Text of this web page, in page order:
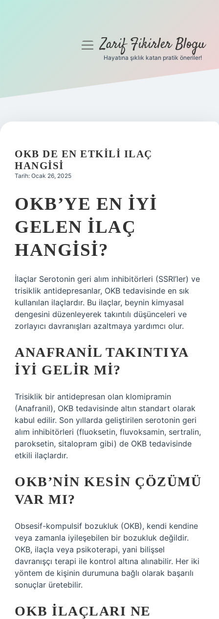
Gizlilik Politikası
Yasal Uyarı
menüyüZarif Fikirler Blogu
Hayatına şıklık katan pratik öneriler!
OKB DE EN ETKILI ILAÇ
HANGISI
Tarih: Ocak 26, 2025
OKB’YE EN IYI
GELEN ILAÇ
HANGISI?
İlaçlar Serotonin geri alım inhibitörleri (SSRI’ler) ve
trisiklik antidepresanlar, OKB tedavisinde en sık
kullanılan ilaçlardır. Bu ilaçlar, beynin kimyasal
dengesini düzenleyerek takıntılı düşünceleri ve
zorlayıcı davranışları azaltmaya yardımcı olur.
ANAFRANIL TAKINTIYA
IYI GELIR MI?
Trisiklik bir antidepresan olan klomipramin
(Anafranil), OKB tedavisinde altın standart olarak
kabul edilir. Son yıllarda geliştirilen serotonin geri
alım inhibitörleri (fluoksetin, fluvoksamin, sertralin,
paroksetin, sitalopram gibi) de OKB tedavisinde
etkili ilaçlardır.
OKB’NIN KESIN ÇÖZÜMÜ
VAR MI?
Obsesif-kompulsif bozukluk (OKB), kendi kendine
veya zamanla iyileşebilen bir bozukluk değildir.
OKB, ilaçla veya psikoterapi, yani bilişsel
davranışçı terapi ile kontrol altına alınabilir. Her iki
yöntem de kişinin durumuna bağlı olarak başarılı
sonuçlar üretebilir.
OKB ILAÇLARI NE